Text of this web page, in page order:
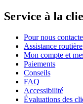
Service à la
Pour nous
Assistance routière
Mon compte et
Paiements
Conseils
FAQ
Accessibilité
Évaluations des